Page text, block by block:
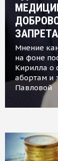
Мнение
на фоне
Кирилла о
абортам и
Павловой